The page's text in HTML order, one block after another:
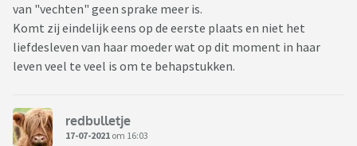
Toen ontstond er natuurlijk ruzie, want ze voelde zich
volledig misbegrepen. Ze dacht dat ik blij zou zijn dat ze het
eindelijk kwam vertellen, maar in haar ogen kreeg ze toen
nog harder naar haar voeten.
Zij voelt zich misbegrepen, en ik wilde haar doen inzien dat
haar houding een grote impact heeft op iedereen. We hebben
van "vechten" geen sprake meer is.
Komt zij eindelijk eens op de eerste plaats en niet het
liefdesleven van haar moeder wat op dit moment in haar
leven veel te veel is om te behapstukken.
redbulletje
17-07-2021 om 16:03